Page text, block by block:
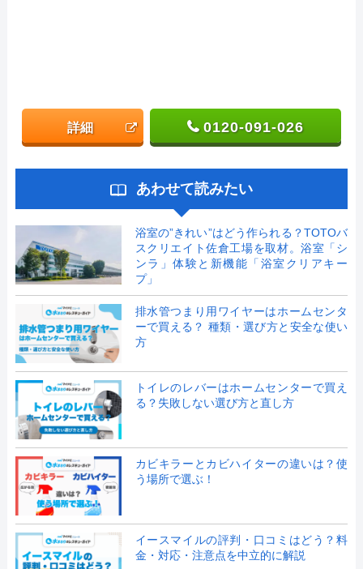
詳細 0120-091-026
あわせて読みたい
浴室の”きれい”はどう作られる？TOTOバ
スクリエイト佐倉工場を取材。浴室「シ
ンラ」体験と新機能「浴室クリアキー
プ」
排水管つまり用ワイヤーはホームセンタ
ーで買える？ 種類・選び方と安全な使い
方
トイレのレバーはホームセンターで買え
る？失敗しない選び方と直し方
カビキラーとカビハイターの違いは？使
う場所で選ぶ！
イースマイルの評判・口コミはどう？料
金・対応・注意点を中立的に解説